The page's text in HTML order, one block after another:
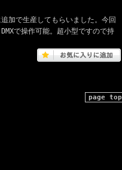
加で生産してもらいました。今回
で操作可能。超小型ですので持
page top